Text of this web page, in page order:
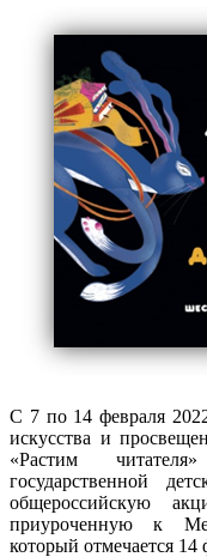
С 7 по 14 февраля
искусства и
«Растим
государственной
общероссийскую
приуроченную к
который отмечается